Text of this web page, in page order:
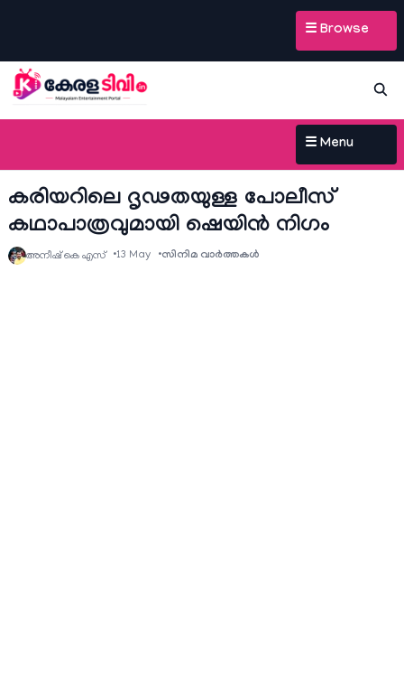
☰ Browse
☰ Menu
കരിയറിലെ ദൃഢതയുള്ള പോലീസ്
കഥാപാത്രവുമായി ഷെയിൻ നിഗം
അനീഷ്‌ കെ എസ് 13 May സിനിമ വാര്‍ത്തകള്‍